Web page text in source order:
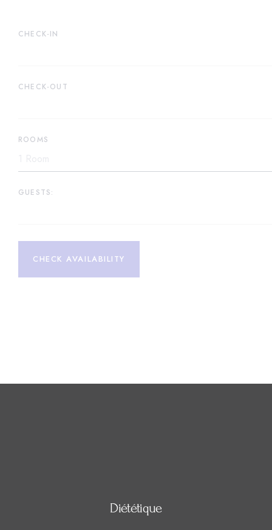
CHECK-IN
CHECK-OUT
ROOMS
GUESTS:
CHECK AVAILABILITY
Diététique